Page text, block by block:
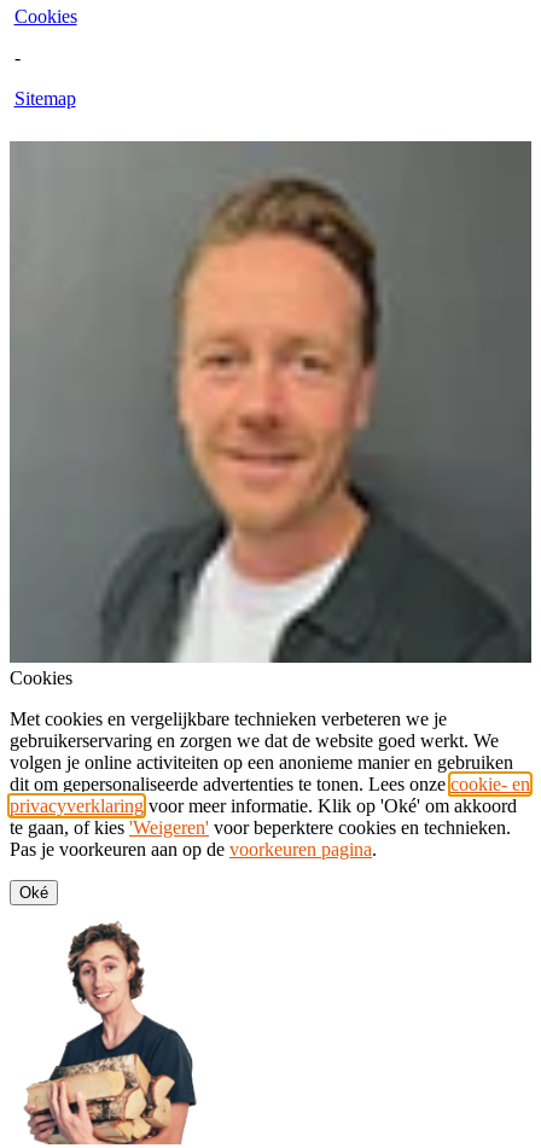
Cookies
-
Sitemap
Cookies
Met cookies en vergelijkbare technieken verbeteren we je
gebruikerservaring en zorgen we dat de website goed werkt. We
volgen je online activiteiten op een anonieme manier en gebruiken
dit om gepersonaliseerde advertenties te tonen. Lees onze cookie- en
privacyverklaring voor meer informatie. Klik op 'Oké' om akkoord
te gaan, of kies 'Weigeren' voor beperktere cookies en technieken.
Pas je voorkeuren aan op de voorkeuren pagina.
Oké